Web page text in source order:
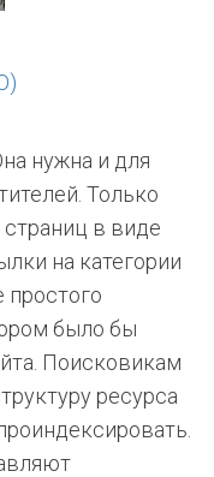
нужна и для
Только
в виде
на категории
простого
было бы
Поисковикам
ресурса